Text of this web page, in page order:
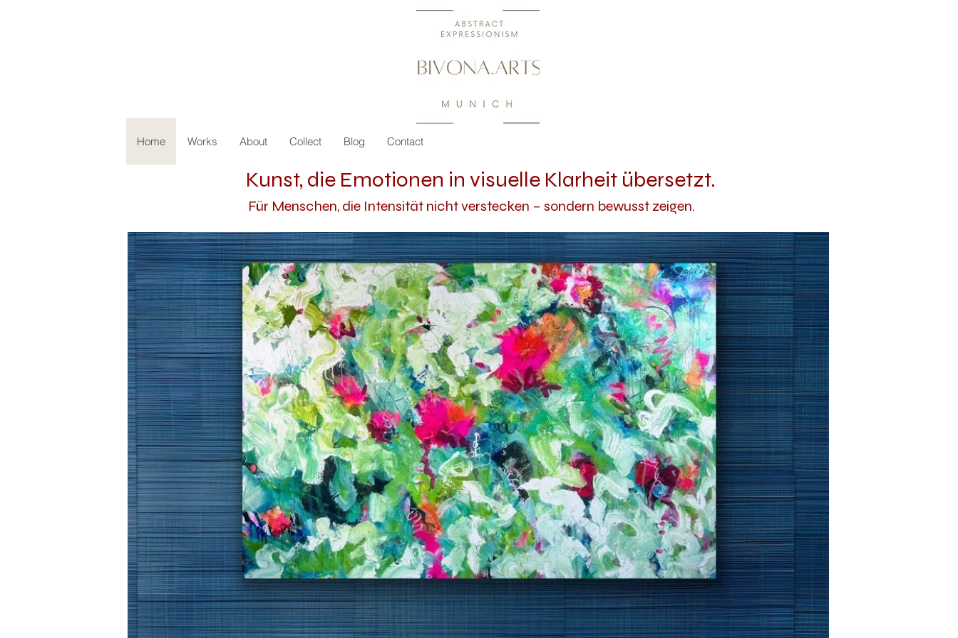
Home Works About Collect Blog Contact
Kunst, die Emotionen in visuelle Klarheit übersetzt.
Für Menschen, die Intensität nicht verstecken – sondern bewusst zeigen.